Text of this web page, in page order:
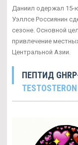
Даниил одержал 15-
Уэллсе Россиянин
сезоне. Основной
привлечение
Центральной Азии.
ПЕПТИД